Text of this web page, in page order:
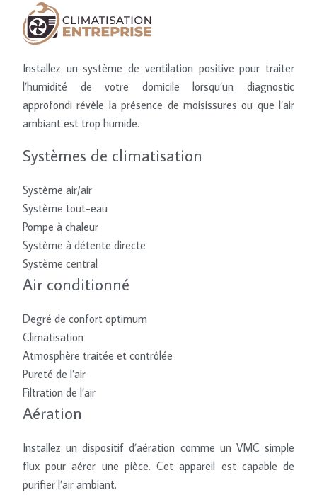
Installez un système de ventilation positive pour traiter
l’humidité de votre domicile lorsqu’un diagnostic
approfondi révèle la présence de moisissures ou que l’air
ambiant est trop humide.
Systèmes de climatisation
Système air/air
Système tout-eau
Pompe à chaleur
Système à détente directe
Système central
Air conditionné
Degré de confort optimum
Climatisation
Atmosphère traitée et contrôlée
Pureté de l’air
Filtration de l’air
Aération
Installez un dispositif d’aération comme un VMC simple
flux pour aérer une pièce. Cet appareil est capable de
purifier l’air ambiant.